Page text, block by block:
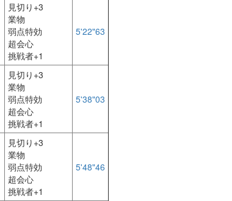
見切り+3
業物
弱点特効
超会心
挑戦者+1
5'22"63
見切り+3
業物
弱点特効
超会心
挑戦者+1
5'38"03
見切り+3
業物
弱点特効
超会心
挑戦者+1
5'48"46